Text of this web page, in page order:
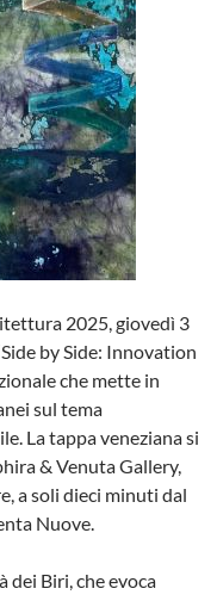
2025, giovedì 3
by Side: Innovation
che mette in
sul tema
La tappa veneziana si
& Venuta Gallery,
a soli dieci minuti dal
Nuove.
dei Biri, che evoca